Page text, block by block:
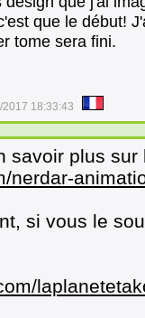
que le début!
tome sera fini.
2017 18:33:43
savoir plus
nerdar-
si vous le